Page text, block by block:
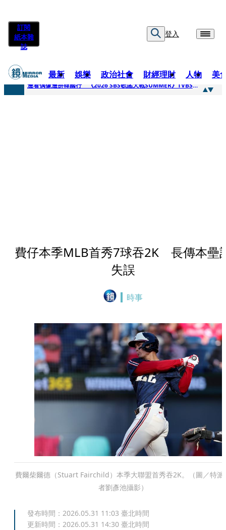
訂閱
紙本雜
誌
登入
最新 娛樂 政治社會 財經理財 人物 美
快訊
邊看偶像邊拚韓國行 《2026 SBS歌謠大戰SUMMER》TVBS直播祭追星福利
費仔本季MLB首秀7球吞2K 長傳本壘
失誤
時事
費爾柴爾德（Stuart Fairchild）本季大聯盟首秀吞2K。（圖／特派
者劉彥池攝影）
發布時間： 2026.05.31 11:03 臺北時間
更新時間： 2026.05.31 14:30 臺北時間